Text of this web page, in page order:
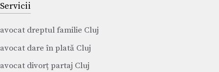
Servicii
avocat dreptul familie Cluj
avocat dare în plată Cluj
avocat divorț partaj Cluj